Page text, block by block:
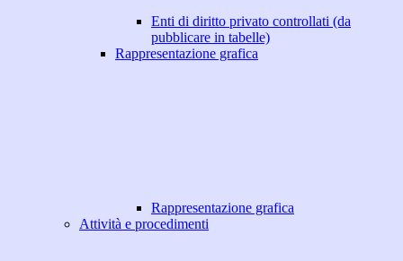
Enti di diritto privato controllati (da
pubblicare in tabelle)
Rappresentazione grafica
Rappresentazione grafica
Attività e procedimenti